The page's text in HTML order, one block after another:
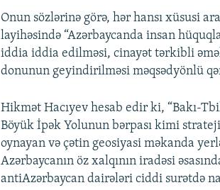
Onun sözlərinə görə, hər hansı xüsusi
layihəsində “Azərbaycanda insan
iddia iddia edilməsi, cinayət tərkibli
donunun geyindirilməsi məqsədyönlü
Hikmət Hacıyev hesab edir ki, “Bakı-
Böyük İpək Yolunun bərpası kimi
oynayan və çətin geosiyasi məkanda
Azərbaycanın öz xalqının iradəsi
antiAzərbaycan dairələri ciddi surətdə